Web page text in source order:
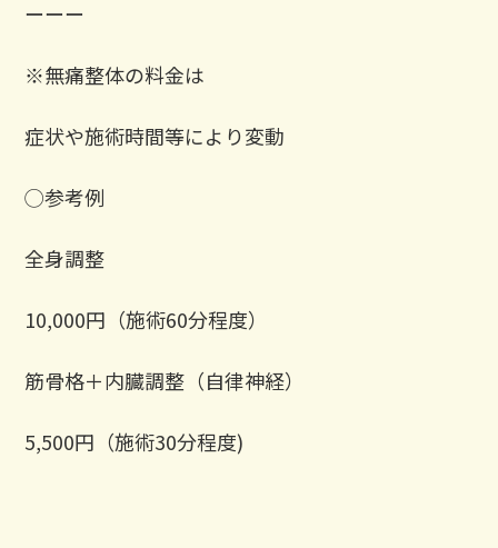
ーーー
※無痛整体の料金は
症状や施術時間等により変動
◯参考例
全身調整
10,000円（施術60分程度）
筋骨格＋内臓調整（自律神経）
5,500円（施術30分程度)